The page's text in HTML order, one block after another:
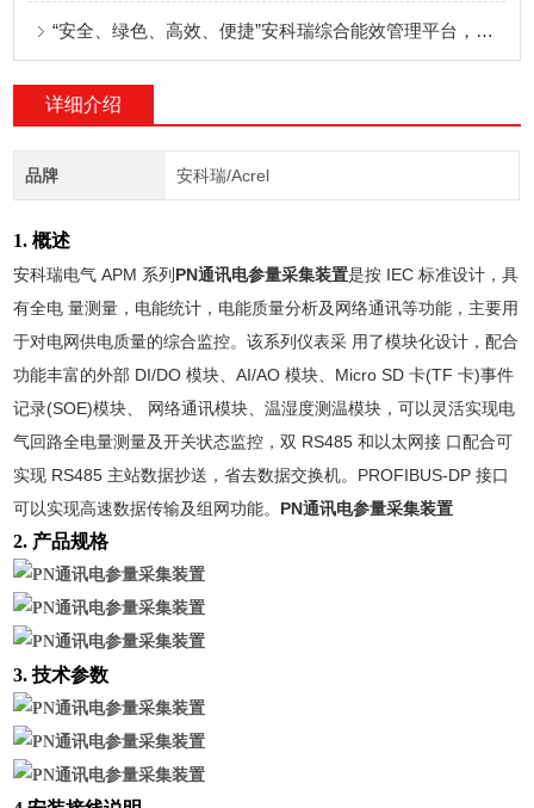
“安全、绿色、高效、便捷”安科瑞综合能效管理平台，助力实现双碳目标
详细介绍
品牌 安科瑞/Acrel
1. 概述
安科瑞电气 APM 系列 PN通讯电参量采集装置是按 IEC 标准设计，具
有全电 量测量，电能统计，电能质量分析及网络通讯等功能，主要用
于对电网供电质量的综合监控。该系列仪表采 用了模块化设计，配合
功能丰富的外部 DI/DO 模块、AI/AO 模块、Micro SD 卡(TF 卡)事件
记录(SOE)模块、 网络通讯模块、温湿度测温模块，可以灵活实现电
气回路全电量测量及开关状态监控，双 RS485 和以太网接 口配合可
实现 RS485 主站数据抄送，省去数据交换机。PROFIBUS-DP 接口
可以实现高速数据传输及组网功能。 PN通讯电参量采集装置
2. 产品规格
3. 技术参数